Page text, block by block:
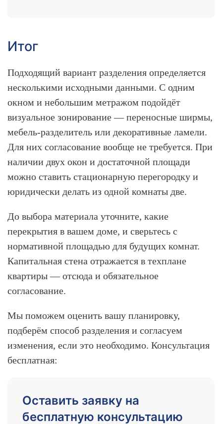
Итог
Подходящий вариант разделения определяется
несколькими исходными данными. С одним
окном и небольшим метражом подойдёт
визуальное зонирование — переносные ширмы,
мебель-разделитель или декоративные ламели.
Для них согласование вообще не требуется. При
наличии двух окон и достаточной площади
можно ставить стационарную перегородку и
юридически делать из одной комнаты две.
До выбора материала уточните, какие
перекрытия в вашем доме, и сверьтесь с
нормативной площадью для будущих комнат.
Капитальная стена отражается в техплане
квартиры — отсюда и обязательное
согласование.
Мы поможем оценить вашу планировку,
подберём способ разделения и согласуем
изменения, если это необходимо. Консультация
бесплатная:
Оставить заявку на
бесплатную консультацию